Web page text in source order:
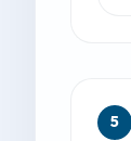
5